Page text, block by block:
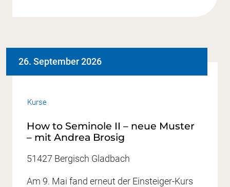
Kurse
26. September 2026
How to Seminole II – neue Muster
– mit Andrea Brosig
51427 Bergisch Gladbach
Am 9. Mai fand erneut der Einsteiger-Kurs